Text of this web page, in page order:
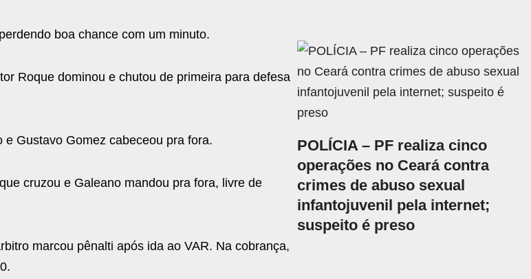
boa chance com um minuto.
Roque dominou e chutou de primeira para defesa
Gustavo Gomez cabeceou pra fora.
cruzou e Galeano mandou pra fora, livre de
marcou pênalti após ida ao VAR. Na cobrança,
POLÍCIA – PF realiza cinco
operações no Ceará contra
crimes de abuso sexual
infantojuvenil pela internet;
suspeito é preso